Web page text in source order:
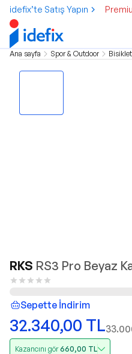
idefix’te Satış Yapın
Ana sayfa Spor & Outdoor Bisiklet
RKS RS3 Pro Beyaz
Sepette İndirim
32.340,00 TL
Kazancını gör660,00 TL